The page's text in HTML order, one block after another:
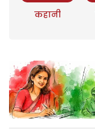
कहानी